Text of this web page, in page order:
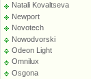
Natali Kovaltseva
Newport
Novotech
Nowodvorski
Odeon Light
Omnilux
Osgona